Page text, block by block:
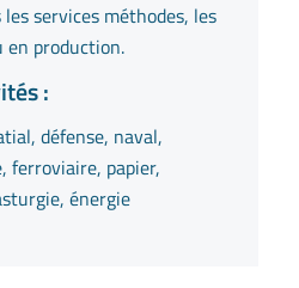
services méthodes, les
en production.
:
défense, naval,
ferroviaire, papier,
énergie